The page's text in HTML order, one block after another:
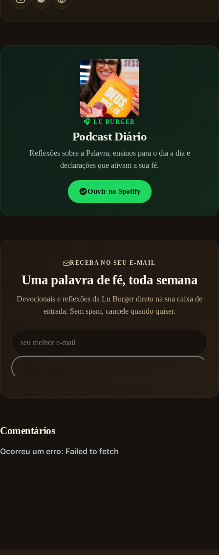
🎧 LU BURGER
Podcast Diário
Reflexões sobre a Palavra, ensinos para o dia a dia e
declarações que ativam a sua fé.
Ouvir no Spotify
RECEBA NO SEU E-MAIL
Uma palavra de fé, toda semana
Devocionais e reflexões da Lu Burger direto na sua caixa de
entrada. Sem spam, cancele quando quiser.
Comentários